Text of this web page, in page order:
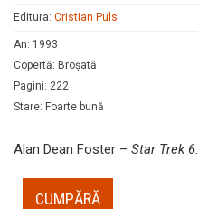
Editura: Cristian Puls
An: 1993
Copertă: Broșată
Pagini: 222
Stare: Foarte bună
Alan Dean Foster – Star Trek 6.
CUMPĂRĂ